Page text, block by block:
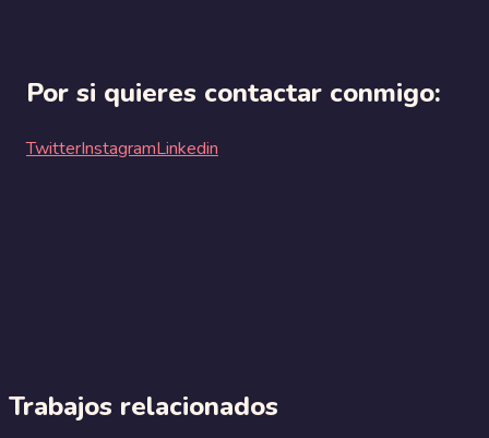
Por si quieres contactar conmigo:
TwitterInstagramLinkedin
Trabajos relacionados